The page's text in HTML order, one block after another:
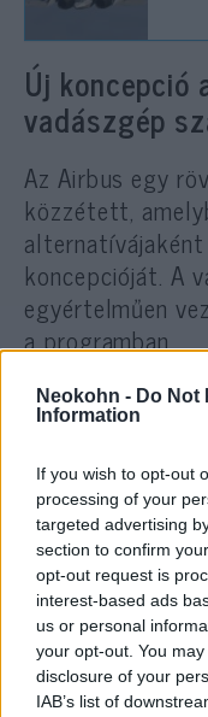
Neokohn - Do Not
Information
If you wish to opt-out
processing of your
targeted advertising
section to confirm
opt-out request is
interest-based ads
us or personal
your opt-out. You
disclosure of your
IAB’s list of
Új koncepció
vadászgép
Az Airbus egy
közzétett,
koncepcióját. A
egyértelműen
a programban.
A videó az
Typhoonra, a
UAV-kísérleti
utántöltő
Barracudára –
szükséges
rendelkezésre
Az új